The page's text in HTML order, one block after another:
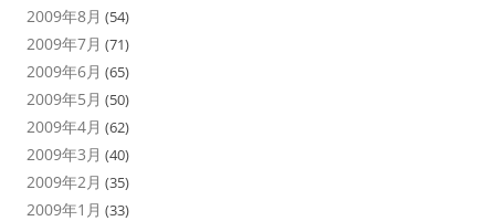
2009年8月 (54)
2009年7月 (71)
2009年6月 (65)
2009年5月 (50)
2009年4月 (62)
2009年3月 (40)
2009年2月 (35)
2009年1月 (33)